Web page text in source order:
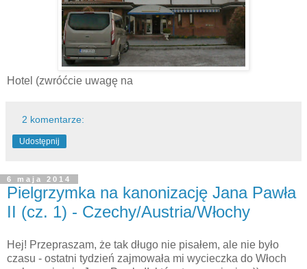
Hotel (zwróćcie uwagę na
2 komentarze:
Udostępnij
6 maja 2014
Pielgrzymka na kanonizację Jana Pawła
II (cz. 1) - Czechy/Austria/Włochy
Hej! Przepraszam, że tak długo nie pisałem, ale nie było
czasu - ostatni tydzień zajmowała mi wycieczka do Włoch